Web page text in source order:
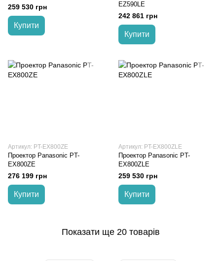
259 530 грн
Купити
EZ590LE
242 861 грн
Купити
Артикул: PT-EX800ZE
Проектор Panasonic PT-
EX800ZE
276 199 грн
Купити
Артикул: PT-EX800ZLE
Проектор Panasonic PT-
EX800ZLE
259 530 грн
Купити
Показати ще 20 товарів